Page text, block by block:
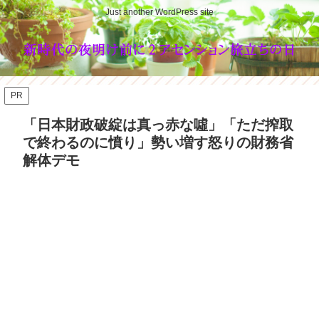
Just another WordPress site
PR
「日本財政破綻は真っ赤な噓」「ただ搾取
で終わるのに憤り」勢い増す怒りの財務省
解体デモ